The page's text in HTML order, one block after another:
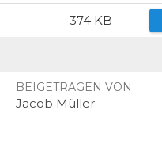
374 KB
BEIGETRAGEN VON
Jacob Müller